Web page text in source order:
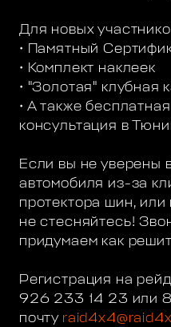
Для новых
• Памятный
• Комплект наклеек
• "Золотая" клубная
• А также
консультация в
Если вы не уверены
автомобиля из-за
протектора шин,
не стесняйтесь!
придумаем как
Регистрация на
926 233 14 23 или
почту